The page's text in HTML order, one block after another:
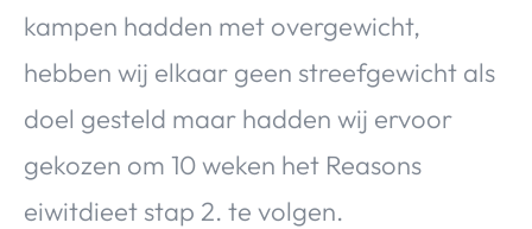
kampen hadden met overgewicht,
hebben wij elkaar geen streefgewicht als
doel gesteld maar hadden wij ervoor
gekozen om 10 weken het Reasons
eiwitdieet stap 2. te volgen.